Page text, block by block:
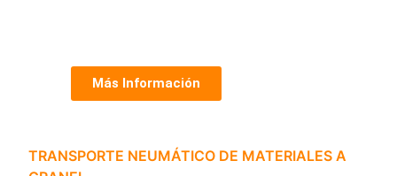
Más Información
TRANSPORTE NEUMÁTICO DE MATERIALES A